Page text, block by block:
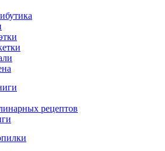
рецептов